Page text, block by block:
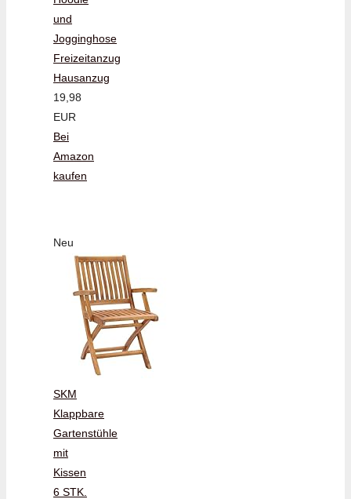
und
Jogginghose
Freizeitanzug
Hausanzug
19,98
EUR
Bei
Amazon
kaufen
Neu
SKM
Klappbare
Gartenstühle
mit
Kissen
6 STK.